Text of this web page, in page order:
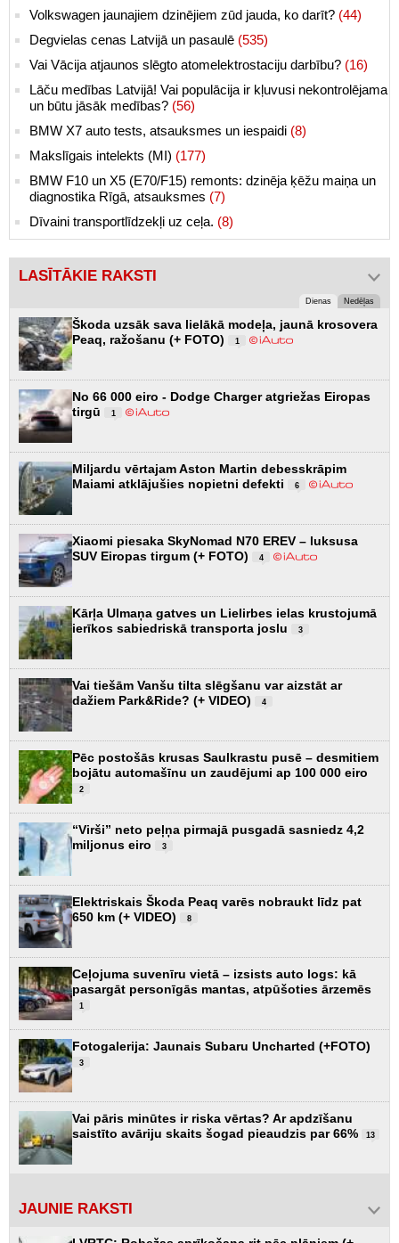
Volkswagen jaunajiem dzinējiem zūd jauda, ko darīt? (44)
Degvielas cenas Latvijā un pasaulē (535)
Vai Vācija atjaunos slēgto atomelektrostaciju darbību? (16)
Lāču medības Latvijā! Vai populācija ir kļuvusi nekontrolējama
un būtu jāsāk medības? (56)
BMW X7 auto tests, atsauksmes un iespaidi (8)
Makslīgais intelekts (MI) (177)
BMW F10 un X5 (E70/F15) remonts: dzinēja ķēžu maiņa un
diagnostika Rīgā, atsauksmes (7)
Dīvaini transportlīdzekļi uz ceļa. (8)
LASĪTĀKIE RAKSTI
Dienas Nedēļas
Škoda uzsāk sava lielākā modeļa, jaunā krosovera
Peaq, ražošanu (+ FOTO)
1
No 66 000 eiro - Dodge Charger atgriežas Eiropas
tirgū
1
Miljardu vērtajam Aston Martin debesskrāpim
Maiami atklājušies nopietni defekti
6
Xiaomi piesaka SkyNomad N70 EREV – luksusa
SUV Eiropas tirgum (+ FOTO)
4
Kārļa Ulmaņa gatves un Lielirbes ielas krustojumā
ierīkos sabiedriskā transporta joslu
3
Vai tiešām Vanšu tilta slēgšanu var aizstāt ar
dažiem Park&Ride? (+ VIDEO)
4
Pēc postošās krusas Saulkrastu pusē – desmitiem
bojātu automašīnu un zaudējumi ap 100 000 eiro
2
“Virši” neto peļņa pirmajā pusgadā sasniedz 4,2
miljonus eiro
3
Elektriskais Škoda Peaq varēs nobraukt līdz pat
650 km (+ VIDEO)
8
Ceļojuma suvenīru vietā – izsists auto logs: kā
pasargāt personīgās mantas, atpūšoties ārzemēs
1
Fotogalerija: Jaunais Subaru Uncharted (+FOTO)
3
Vai pāris minūtes ir riska vērtas? Ar apdzīšanu
saistīto avāriju skaits šogad pieaudzis par 66%
13
JAUNIE RAKSTI